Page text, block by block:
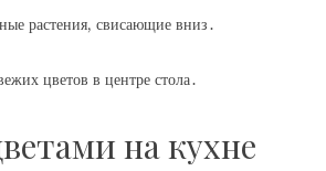
растения, свисающие вниз․
цветов в центре стола․
на кухне